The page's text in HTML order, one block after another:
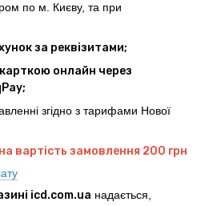
по м. Києву, та при
за реквізитами;
онлайн через
згідно з тарифами Нової
вартість замовлення 200 грн
icd.com.ua надається,